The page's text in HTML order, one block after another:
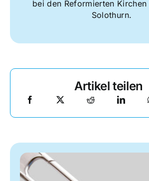
bei den Reformierten
Solothurn.
Artikel teilen